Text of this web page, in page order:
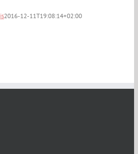
2016-12-11T19:08:14+02:00